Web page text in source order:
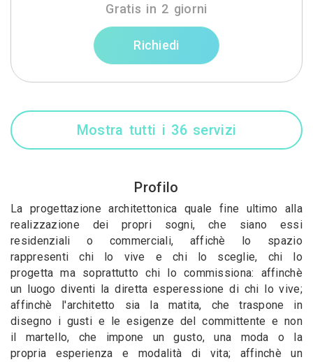
Gratis in 2 giorni
Richiedi
Mostra tutti i 36 servizi
Profilo
La progettazione architettonica quale fine ultimo alla
realizzazione dei propri sogni, che siano essi
residenziali o commerciali, affichè lo spazio
rappresenti chi lo vive e chi lo sceglie, chi lo
progetta ma soprattutto chi lo commissiona: affinchè
un luogo diventi la diretta esperessione di chi lo vive;
affinchè l'architetto sia la matita, che traspone in
disegno i gusti e le esigenze del committente e non
il martello, che impone un gusto, una moda o la
propria esperienza e modalità di vita; affinchè un